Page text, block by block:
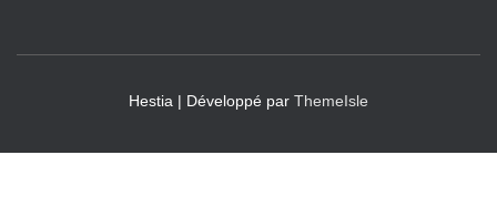
Hestia | Développé par ThemeIsle